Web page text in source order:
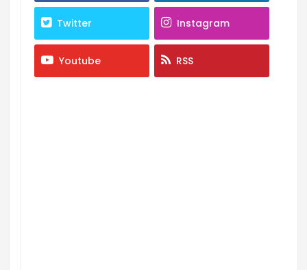
Twitter Instagram
Youtube RSS